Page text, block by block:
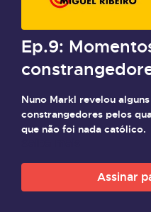
Ep.9:
Nuno Markl revelou
constrangedores pelos
que não foi nada católico.
Assinar